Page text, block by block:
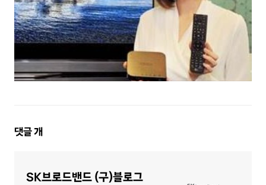
댓
댓글개
SK브로드밴드 (구)블로그